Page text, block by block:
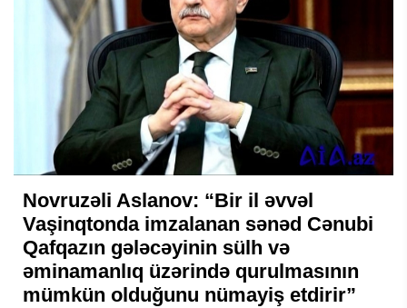
Novruzəli Aslanov: “Bir il əvvəl
Vaşinqtonda imzalanan sənəd Cənubi
Qafqazın gələcəyinin sülh və
əminamanlıq üzərində qurulmasının
mümkün olduğunu nümayiş etdirir”